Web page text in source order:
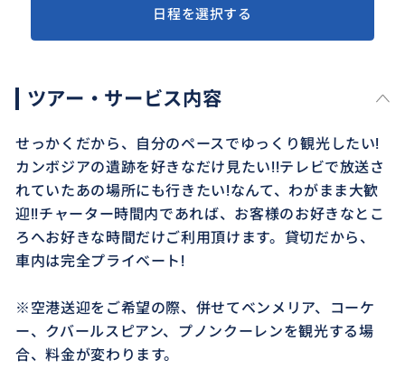
日程を選択する
ツアー・サービス内容
せっかくだから、自分のペースでゆっくり観光したい!
カンボジアの遺跡を好きなだけ見たい!!テレビで放送さ
れていたあの場所にも行きたい!なんて、わがまま大歓
迎!!チャーター時間内であれば、お客様のお好きなとこ
ろへお好きな時間だけご利用頂けます。貸切だから、
車内は完全プライベート!
※空港送迎をご希望の際、併せてベンメリア、コーケ
ー、クバールスピアン、プノンクーレンを観光する場
合、料金が変わります。